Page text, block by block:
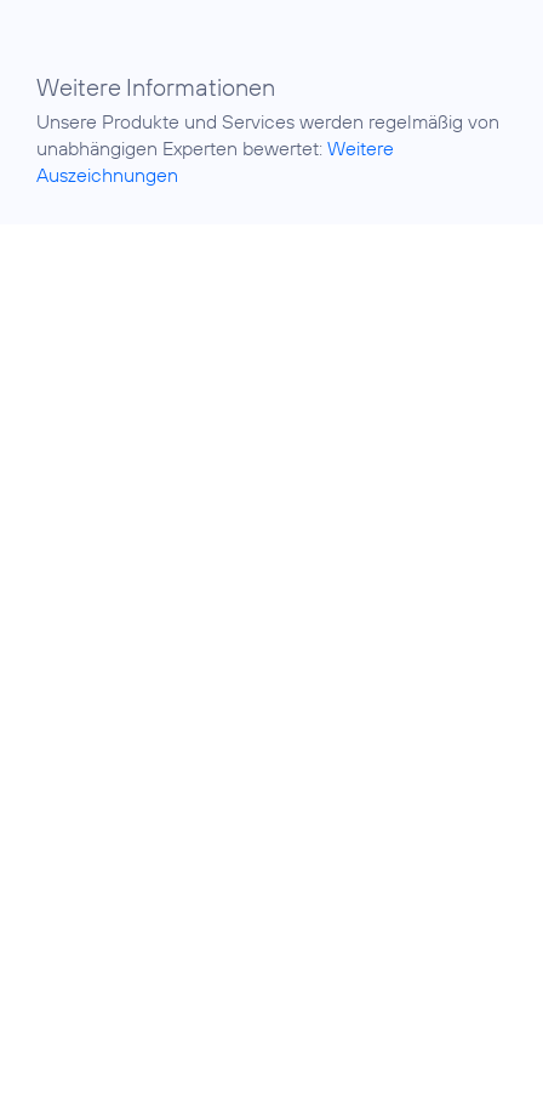
Weitere Informationen
Unsere Produkte und Services werden regelmäßig von
unabhängigen Experten bewertet: Weitere
Auszeichnungen